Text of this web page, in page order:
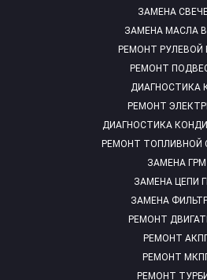
ЗАМЕНА
ЗАМЕНА МАСЛА
РЕМОНТ РУЛЕВОЙ
РЕМОНТ
ДИАГНОСТИКА
РЕМОНТ
ДИАГНОСТИКА
РЕМОНТ ТОПЛИВНОЙ
ЗАМЕНА ГРМ
ЗАМЕНА ЦЕПИ
ЗАМЕНА
РЕМОНТ
РЕМОНТ
РЕМОНТ
РЕМОНТ